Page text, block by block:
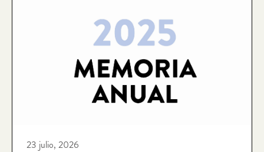
23 julio, 2026